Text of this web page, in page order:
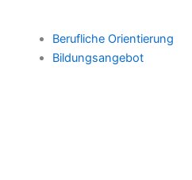
Berufliche Orientierung
Bildungsangebot